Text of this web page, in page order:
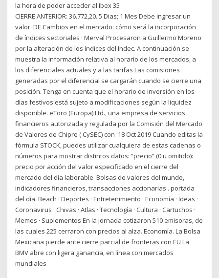
la hora de poder acceder al Ibex 35
CIERRE ANTERIOR: 36.772,20. 5 Dias; 1 Mes Debe ingresar un
valor. DE Cambios en el mercado: cómo será la incorporación
de índices sectoriales · Merval Procesaron a Guillermo Moreno
por la alteración de los índices del Indec. A continuación se
muestra la información relativa al horario de los mercados, a
los diferenciales actuales y a las tarifas Las comisiones
generadas por el diferencial se cargarán cuando se cierre una
posición. Tenga en cuenta que el horario de inversión en los
días festivos está sujeto a modificaciones según la liquidez
disponible. eToro (Europa) Ltd., una empresa de servicios
financieros autorizada y regulada por la Comisión del Mercado
de Valores de Chipre ( CySEC) con 18 Oct 2019 Cuando editas la
fórmula STOCK, puedes utilizar cualquiera de estas cadenas o
números para mostrar distintos datos: “precio” (0 u omitido):
precio por acción del valor especificado en el cierre del
mercado del día laborable Bolsas de valores del mundo,
indicadores financieros, transacciones accionarias . portada
del día. Beach · Deportes · Entretenimiento · Economía · Ideas ·
Coronavirus · Chivas · Atlas · Tecnología · Cultura · Cartuchos ·
Memes · Suplementos En la jornada cotizaron 510 emisoras, de
las cuales 225 cerraron con precios al alza. Economía. La Bolsa
Mexicana pierde ante cierre parcial de fronteras con EU La
BMV abre con ligera ganancia, en línea con mercados
mundiales